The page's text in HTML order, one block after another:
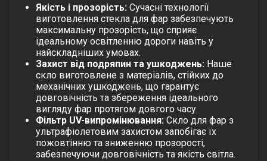
Якість і прозорість: Сучасні технології
виготовлення стекла для фар забезпечують
максимальну прозорість, що сприяє
ідеальному освітленню дороги навіть у
найскладніших умовах.
Захист від подряпин та ушкоджень: Наше
скло виготовлене з матеріалів, стійких до
механічних ушкоджень, що гарантує
довговічність та збереження ідеального
вигляду фар протягом довгого часу.
Фільтр UV-випромінювання: Скло для фар з
ультрафіолетовим захистом запобігає їх
пожовтінню та зниженню прозорості,
забезпечуючи довговічність та якість світла.